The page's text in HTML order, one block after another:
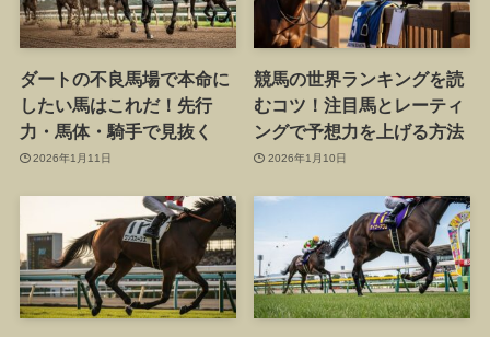
ダートの不良馬場で本命に
したい馬はこれだ！先行
力・馬体・騎手で見抜く
2026年1月11日
競馬の世界ランキングを読
むコツ！注目馬とレーティ
ングで予想力を上げる方法
2026年1月10日